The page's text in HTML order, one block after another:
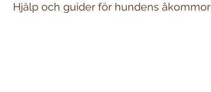
Hjälp och guider för hundens åkommor